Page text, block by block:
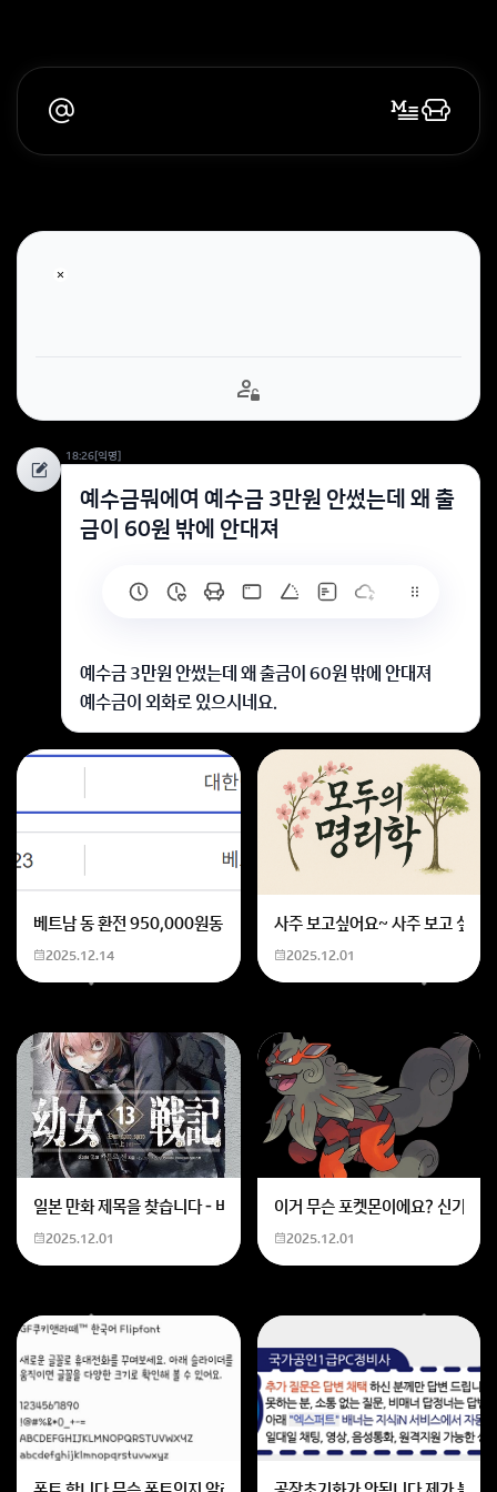
18:26[익명]
예수금뭐에여 예수금 3만원 안썼는데 왜 출
금이 60원 밖에 안대져
예수금 3만원 안썼는데 왜 출금이 60원 밖에 안대져
예수금이 외화로 있으시네요.
회원가입 혹은 광고 [X]를 누르면 내용이 보입니다
베트남 동 환전 950,000원동 한화 계산할때0하나 빼고 나누기 2하면
2025.12.14
사주 보고싶어요~ 사주 보고 싶
2025.12.01
일본 만화 제목을 찾습니다 - 비행 마법 저격 여자 기억하기로는 위의 내
2025.12.01
이거 무슨 포켓몬이에요? 신기하
2025.12.01